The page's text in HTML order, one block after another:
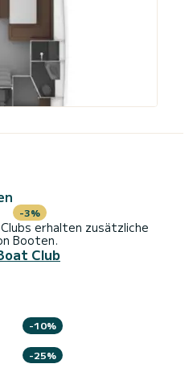
-3%
erhalten zusätzliche
Booten.
Club
-10%
-25%